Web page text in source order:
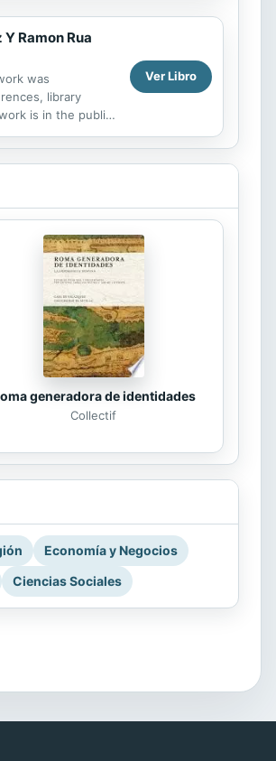
Ramon Rua
was
library
is in the public
Ver Libro
generadora de identidades
Collectif
Economía y Negocios
Ciencias Sociales